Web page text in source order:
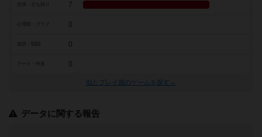
7
0
0
アート・外見 0
似たプレイ感のゲームを探す→
データに関する報告